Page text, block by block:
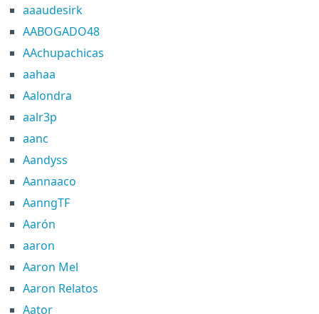
aaaudesirk
AABOGADO48
AAchupachicas
aahaa
Aalondra
aalr3p
aanc
Aandyss
Aannaaco
AanngTF
Aarón
aaron
Aaron Mel
Aaron Relatos
Aator